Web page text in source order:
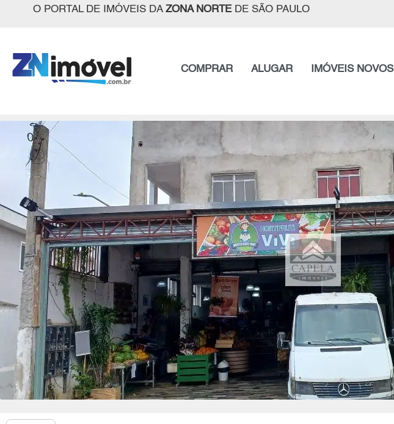
O PORTAL DE IMÓVEIS DA ZONA NORTEDE SÃO PAULO
COMPRAR ALUGAR IMÓVEIS NOVOS